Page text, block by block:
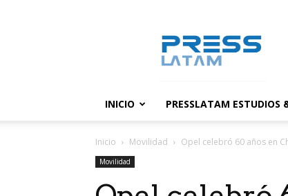
noticias
INICIO PRESSLATAM ESTUDIOS
Inicio Movilidad Opel celebró 60 años en
Movilidad